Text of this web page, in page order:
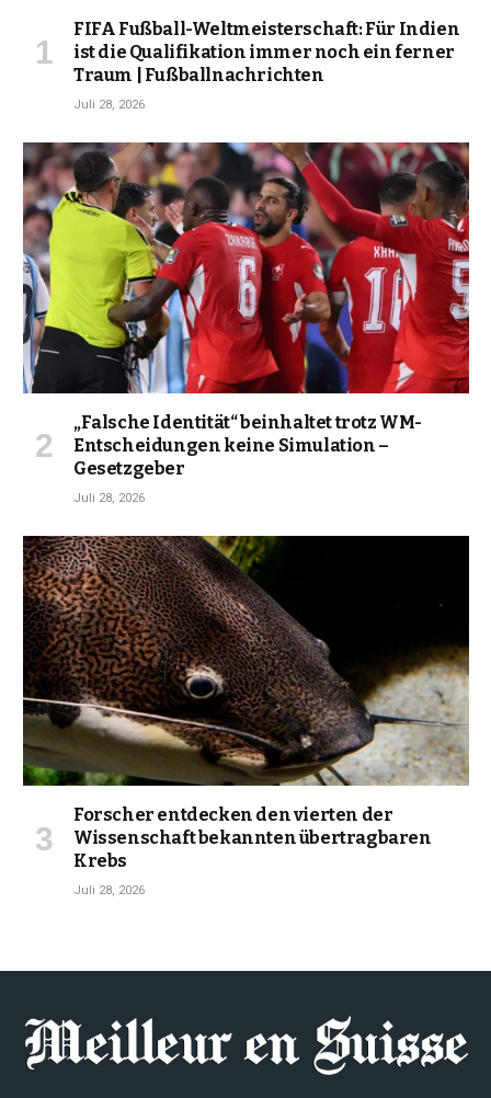
FIFA Fußball-Weltmeisterschaft: Für Indien
ist die Qualifikation immer noch ein ferner
Traum | Fußballnachrichten
Juli 28, 2026
„Falsche Identität“ beinhaltet trotz WM-
Entscheidungen keine Simulation –
Gesetzgeber
Juli 28, 2026
Forscher entdecken den vierten der
Wissenschaft bekannten übertragbaren
Krebs
Juli 28, 2026